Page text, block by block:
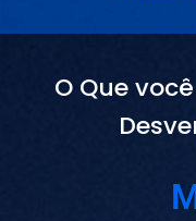
O Que